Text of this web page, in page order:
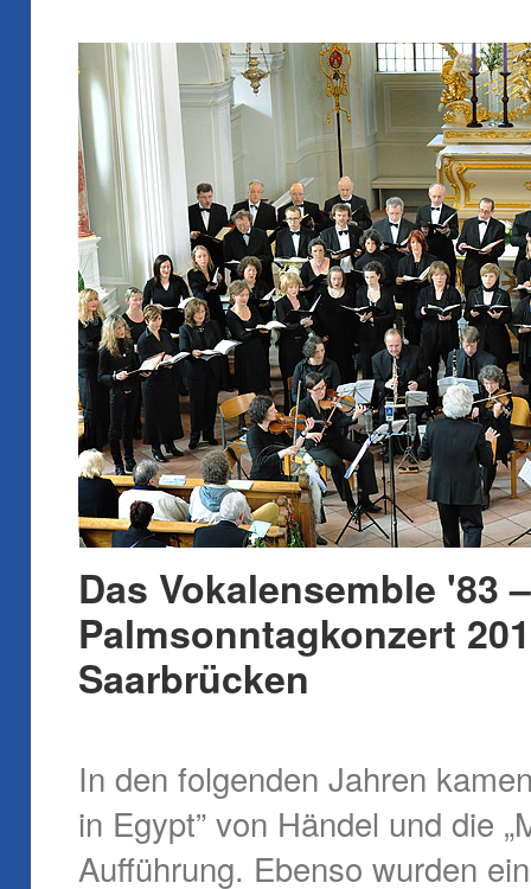
Das Vokalensemble '83
Palmsonntagkonzert
Saarbrücken
In den folgenden Jahren
in Egypt” von Händel und die
Aufführung. Ebenso wurden